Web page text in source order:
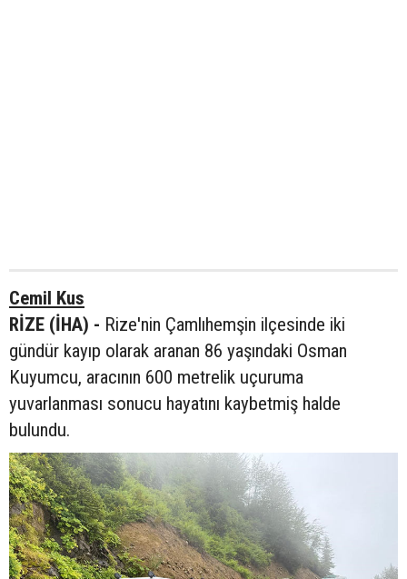
Cemil Kus
RİZE (İHA) - Rize'nin Çamlıhemşin ilçesinde iki
gündür kayıp olarak aranan 86 yaşındaki Osman
Kuyumcu, aracının 600 metrelik uçuruma
yuvarlanması sonucu hayatını kaybetmiş halde
bulundu.